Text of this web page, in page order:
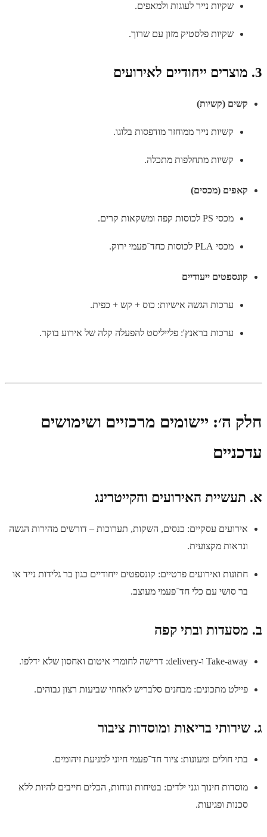
שקיות נייר לעוגות ולמאפים.
שקיות פלסטיק מזון עם שרוך.
3. מוצרים ייחודיים לאירועים
קשים (קשיות)
קשיות נייר ממוחזר מודפסות בלוגו.
קשיות מתחלפות מתכלה.
קאפים (מכסים)
מכסי PS לכוסות קפה ומשקאות קרים.
מכסי PLA לכוסות כחד־פעמי ירוק.
קונספטים ייעודיים
ערכות הגשה אישיות: כוס + קש + כפית.
ערכות בראנץ': פלייליסט להפעלה קלה של אירוע בוקר.
חלק ה׳: יישומים מרכזיים ושימושים
עדכניים
א. תעשיית האירועים והקייטרינג
אירועים עסקיים: כנסים, השקות, תערוכות – דורשים מהירות הגשה
ונראות מקצועית.
חתונות ואירועים פרטיים: קונספטים ייחודיים כגון בר גלידות נייד או
בר סושי עם כלי חד־פעמי מעוצב.
ב. מסעדות ובתי קפה
Take-away ו-delivery: דרישה לחומרי איטום ואחסון שלא ידלפו.
פיילט מתכונים: מבחנים סלבריש לאחוזי שביעות רצון גבוהים.
ג. שירותי בריאות ומוסדות ציבור
בתי חולים ומעונות: ציוד חד־פעמי חיוני למניעת זיהומים.
מוסדות חינוך וגני ילדים: בטיחות ונוחות, הכלים חייבים להיות ללא
סכנות ופגיעות.